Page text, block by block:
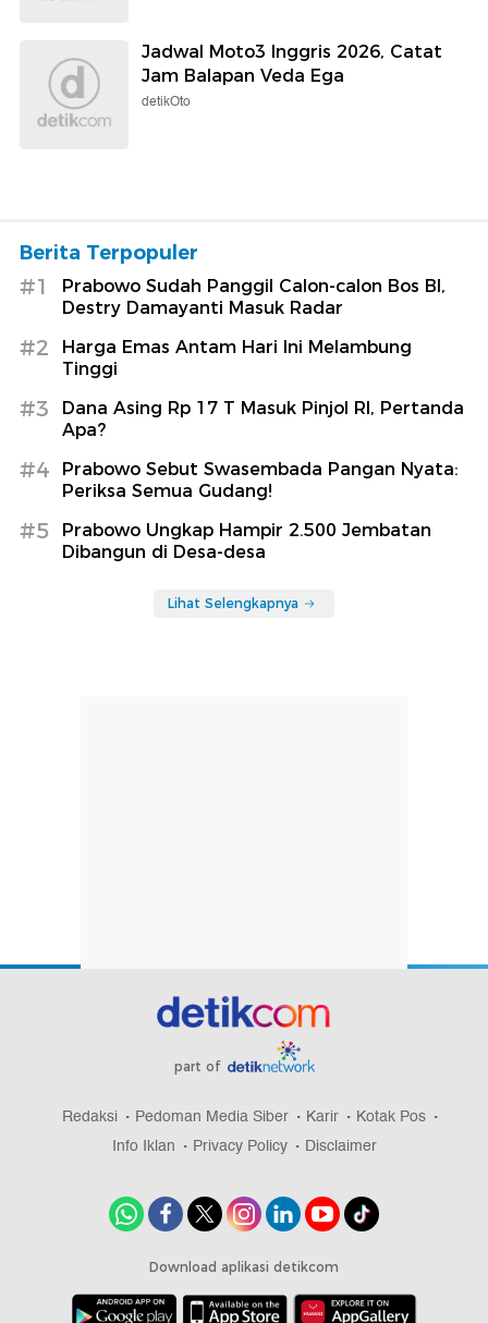
Jadwal Moto3 Inggris 2026, Catat
Jam Balapan Veda Ega
detikOto
Berita Terpopuler
#1
Prabowo Sudah Panggil Calon-calon Bos BI,
Destry Damayanti Masuk Radar
#2
Harga Emas Antam Hari Ini Melambung
Tinggi
#3
Dana Asing Rp 17 T Masuk Pinjol RI, Pertanda
Apa?
#4
Prabowo Sebut Swasembada Pangan Nyata:
Periksa Semua Gudang!
#5
Prabowo Ungkap Hampir 2.500 Jembatan
Dibangun di Desa-desa
Lihat Selengkapnya
part of
Redaksi Pedoman Media Siber Karir
Kotak Pos
Info Iklan
Privacy Policy Disclaimer
Download aplikasi detikcom